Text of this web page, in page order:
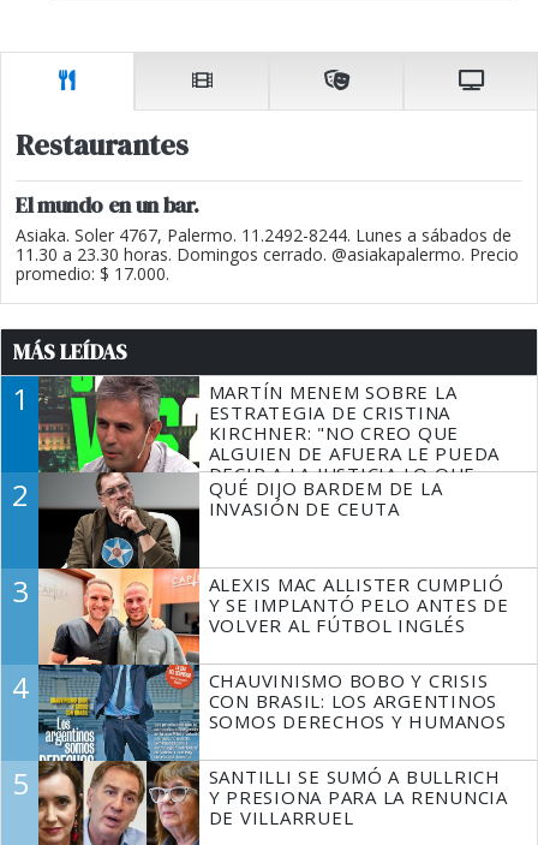
Restaurantes
El mundo en un bar.
Asiaka. Soler 4767, Palermo. 11.2492-8244. Lunes a sábados de
11.30 a 23.30 horas. Domingos cerrado. @asiakapalermo. Precio
promedio: $ 17.000.
MÁS LEÍDAS
1
MARTÍN MENEM SOBRE LA
ESTRATEGIA DE CRISTINA
KIRCHNER: "NO CREO QUE
ALGUIEN DE AFUERA LE PUEDA
DECIR A LA JUSTICIA LO QUE
TIENE QUE HACER"
2
QUÉ DIJO BARDEM DE LA
INVASIÓN DE CEUTA
3
ALEXIS MAC ALLISTER CUMPLIÓ
Y SE IMPLANTÓ PELO ANTES DE
VOLVER AL FÚTBOL INGLÉS
4
CHAUVINISMO BOBO Y CRISIS
CON BRASIL: LOS ARGENTINOS
SOMOS DERECHOS Y HUMANOS
5
SANTILLI SE SUMÓ A BULLRICH
Y PRESIONA PARA LA RENUNCIA
DE VILLARRUEL